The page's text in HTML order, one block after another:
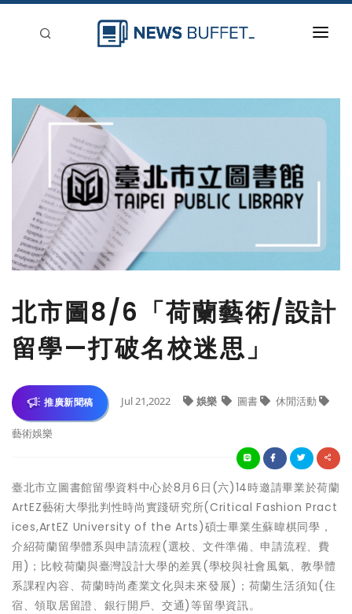
新聞稿分類
刊登
北市圖8/6「荷蘭藝術/設計
留學—打破名校迷思」
推廣新聞稿 Jul 21,2022 娛樂 圖書 休閒活動
藝術娛樂
臺北市立圖書館留學資料中心於8月6日(六)14時邀請畢業於荷蘭
ArtEZ藝術大學批判性時尚實踐研究所(Critical Fashion Pract
ices,ArtEZ University of the Arts)碩士畢業生蘇暐棋同學，
介紹荷蘭留學體系與申請流程(選校、文件準備、申請流程、費
用)；比較荷蘭與臺灣設計大學的差異(學校與社會風氣、教學體
系課程內容、荷蘭時尚產業文化與未來發展)；荷蘭生活須知(住
宿、領取居留證、銀行開戶、交通)等留學資訊。